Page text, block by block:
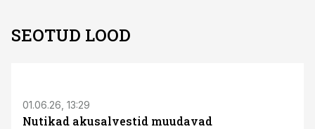
SEOTUD LOOD
01.06.26, 13:29
Nutikad akusalvestid muudavad